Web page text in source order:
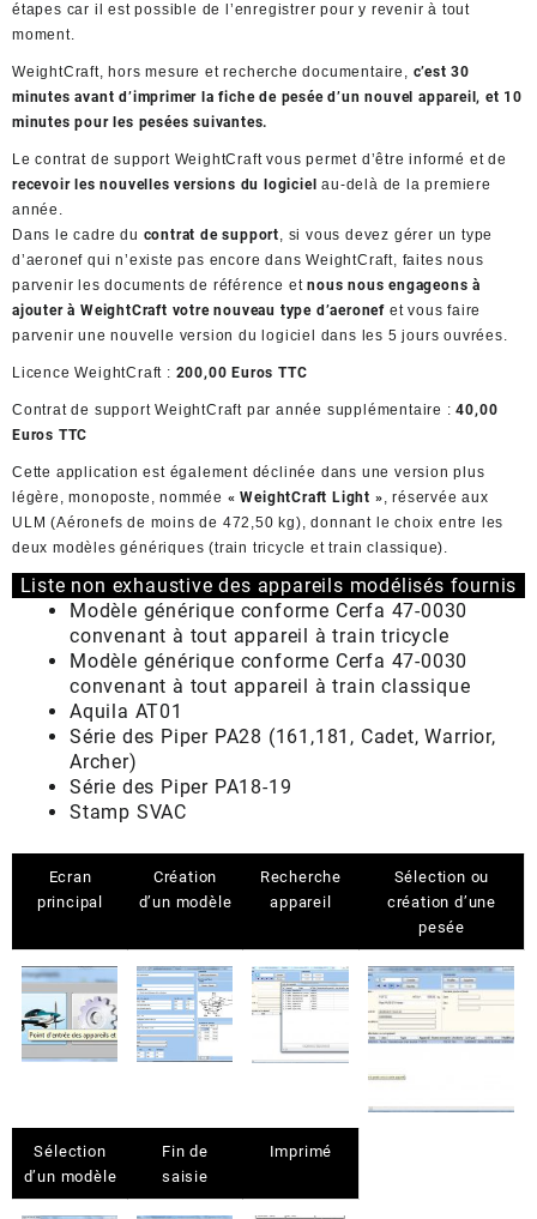
étapes car il est possible de l’enregistrer pour y revenir à tout
moment.
WeightCraft, hors mesure et recherche documentaire, c’est 30
minutes avant d’imprimer la fiche de pesée d’un nouvel appareil, et 10
minutes pour les pesées suivantes.
Le contrat de support WeightCraft vous permet d’être informé et de
recevoir les nouvelles versions du logiciel au-delà de la premiere
année.
Dans le cadre du contrat de support , si vous devez gérer un type
d’aeronef qui n’existe pas encore dans WeightCraft, faites nous
parvenir les documents de référence etnous nous engageons à
ajouter à WeightCraft votre nouveau type d’aeronef et vous faire
parvenir une nouvelle version du logiciel dans les 5 jours ouvrées.
Licence WeightCraft : 200,00 Euros TTC
Contrat de support WeightCraft par année supplémentaire :40,00
Euros TTC
Cette application est également déclinée dans une version plus
légère, monoposte, nommée « WeightCraft Light » , réservée aux
ULM (Aéronefs de moins de 472,50 kg), donnant le choix entre les
deux modèles génériques (train tricycle et train classique).
Liste non exhaustive des appareils modélisés fournis
Modèle générique conforme Cerfa 47-0030
convenant à tout appareil à train tricycle
Modèle générique conforme Cerfa 47-0030
convenant à tout appareil à train classique
Aquila AT01
Série des Piper PA28 (161,181, Cadet, Warrior,
Archer)
Série des Piper PA18-19
Stamp SVAC
Ecran
principal
Création
d’un modèle
Recherche
appareil
Sélection ou
création d’une
pesée
Sélection
d’un modèle
Fin de
saisie
Imprimé